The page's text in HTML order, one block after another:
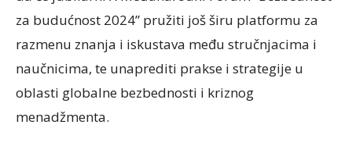
za budućnost 2024” pružiti još širu platformu za
razmenu znanja i iskustava među stručnjacima i
naučnicima, te unaprediti prakse i strategije u
oblasti globalne bezbednosti i kriznog
menadžmenta.